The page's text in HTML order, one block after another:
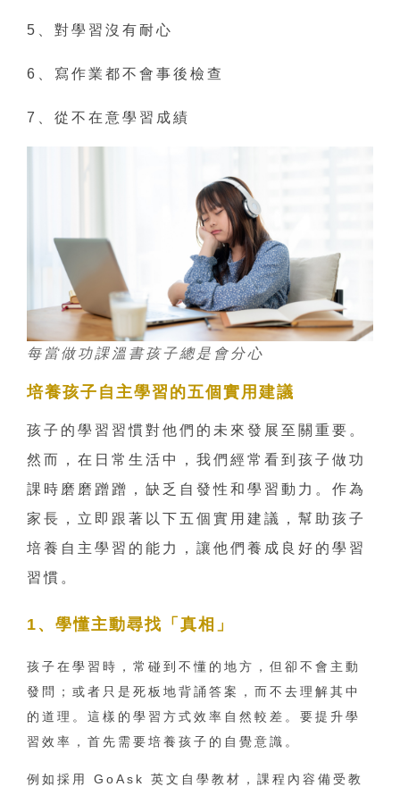
5、對學習沒有耐心
6、寫作業都不會事後檢查
7、從不在意學習成績
每當做功課溫書孩子總是會分心
培養孩子自主學習的五個實用建議
孩子的學習習慣對他們的未來發展至關重要。
然而，在日常生活中，我們經常看到孩子做功
課時磨磨蹭蹭，缺乏自發性和學習動力。作為
家長，立即跟著以下五個實用建議，幫助孩子
培養自主學習的能力，讓他們養成良好的學習
習慣。
1、學懂主動尋找「真相」
孩子在學習時，常碰到不懂的地方，但卻不會主動
發問；或者只是死板地背誦答案，而不去理解其中
的道理。這樣的學習方式效率自然較差。要提升學
習效率，首先需要培養孩子的自覺意識。
例如採用 GoAsk 英文自學教材，課程內容備受教